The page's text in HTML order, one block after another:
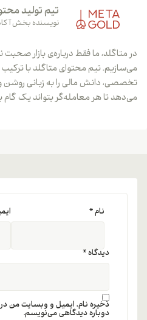
تیم تولید
نویسنده بخش
در متاگلد، ما فقط درباره‌ی بازار صحبت
می‌سازیم. تیم محتوای متاگلد با
تخصصی، دانش مالی را به زبانی روشن و
می‌دهد تا هر معامله‌گر بتواند یک
دیدگاه*
نام*
ذخیره نام، ایمیل و وبسایت من در
دوباره دیدگاهی می‌نویسم.